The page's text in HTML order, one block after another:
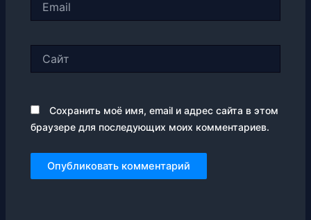
Сохранить моё имя, email и адрес сайта в этом
браузере для последующих моих комментариев.